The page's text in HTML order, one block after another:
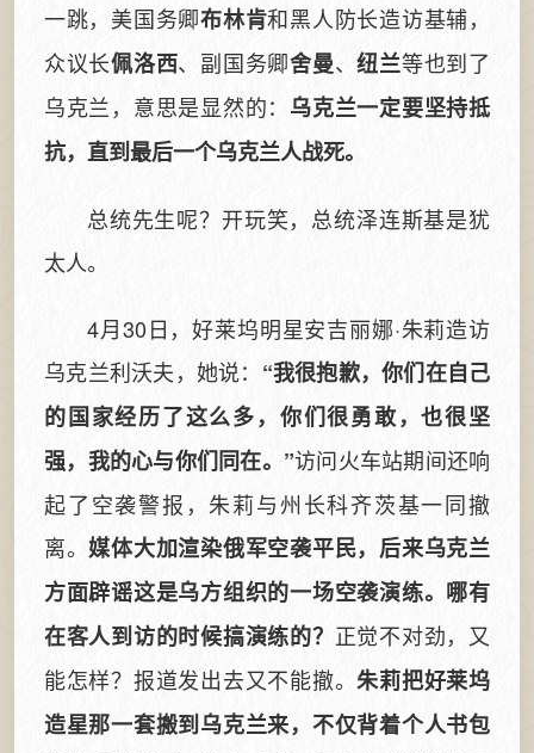
一跳，美国务卿布林肯和黑人防长造访基辅，
众议长佩洛西、副国务卿舍曼、纽兰等也到了
乌克兰，意思是显然的： 乌克兰一定要坚持抵
抗，直到最后一个乌克兰人战死。
总统先生呢？开玩笑，总统泽连斯基是犹
太人。
4月30日，好莱坞明星安吉丽娜·朱莉造访
乌克兰利沃夫，她说： “我很抱歉，你们在自己
的国家经历了这么多，你们很勇敢，也很坚
强，我的心与你们同在。”访问火车站期间还响
起了空袭警报，朱莉与州长科齐茨基一同撤
离。媒体大加渲染俄军空袭平民，后来乌克兰
方面辟谣这是乌方组织的一场空袭演练。哪有
在客人到访的时候搞演练的？ 正觉不对劲，又
能怎样？报道发出去又不能撤。朱莉把好莱坞
造星那一套搬到乌克兰来，不仅背着个人书包